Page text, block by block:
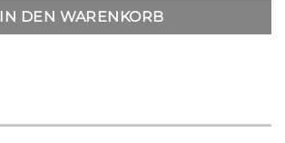
IN DEN WARENKORB